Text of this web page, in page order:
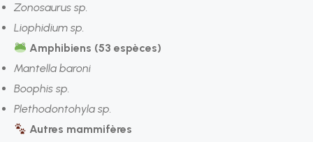
Zonosaurus sp.
Liophidium sp.
Amphibiens (53 espèces)
Mantella baroni
Boophis sp.
Plethodontohyla sp.
Autres mammifères